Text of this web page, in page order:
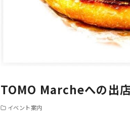
TOMO Marcheへの出
イベント案内